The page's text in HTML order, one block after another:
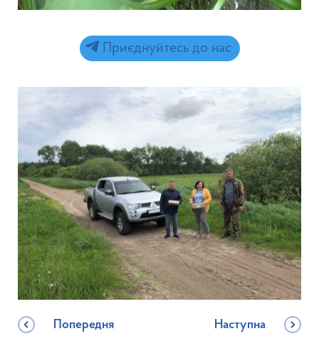
Приєднуйтесь до нас
Попередня Наступна